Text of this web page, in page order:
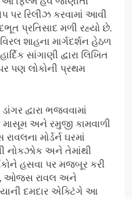
પર રિલીઝ કરવામાં આવી
પ્રતિસાદ મળી રહ્યો છે.
શાહના માર્ગદર્શન હેઠળ
સાંગાણી દ્વારા લિખિત
પણ લોકોની પ્રથમ
દ્વારા ભજવવામાં
અને રમુજી કામવાળી
મોર્ડર્ન ઘરમાં
નોકઝોક અને તેમાંથી
હસવા પર મજબૂર કરી
ઓજસ રાવલ અને
દમદાર એક્ટિંગે આ